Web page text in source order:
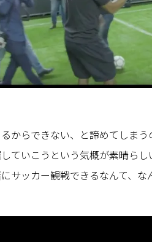
からできない、と諦めてしま
していこうという気概が素晴ら
サッカー観戦できるなんて、な